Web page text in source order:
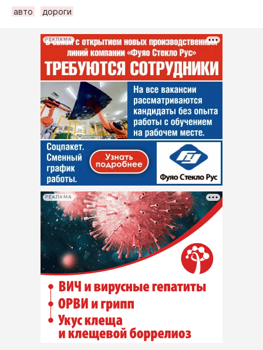
авто
дороги
РЕКЛАМА
РЕКЛАМА